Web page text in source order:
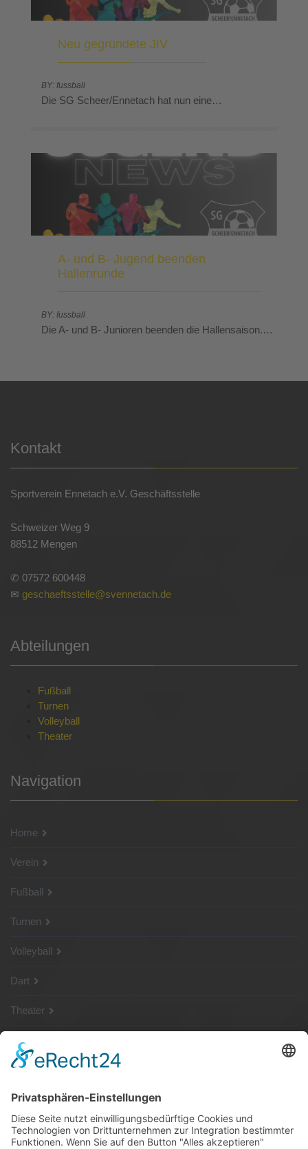
Neu gegründete JIV
BY: fussball
Die SG Scheer/Ennetach hat nun eine…
A- und B- Jugend beenden
Hallenrunde
BY: fussball
Die A- und B- Junioren beenden die Hallensaison.…
Kontakt
Sportverein Ennetach e.V. Geschäftsstelle
Schweizer Weg 9
88512 Mengen
✆ 07572 600448
✉ geschaeftsstelle@svennetach.de
Abteilungen
Fußball
Turnen
Volleyball
Theater
Navigation
Home
Verein
Fußball
Turnen
Volleyball
Dart
Theater
SG Shop
Sponsoren
Kontakt